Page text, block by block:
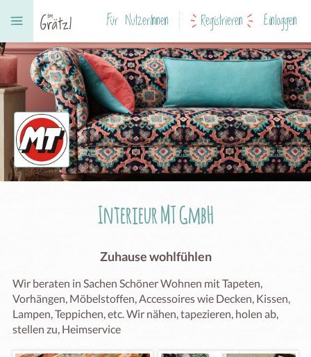
Für NutzerInnen Registrieren Einloggen
Interieur MT GmbH
Zuhause wohlfühlen
Wir beraten in Sachen Schöner Wohnen mit Tapeten,
Vorhängen, Möbelstoffen, Accessoires wie Decken, Kissen,
Lampen, Teppichen, etc. Wir nähen, tapezieren, holen ab,
stellen zu, Heimservice